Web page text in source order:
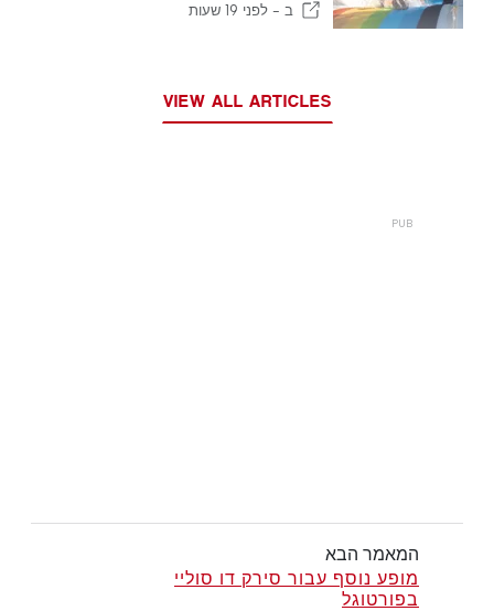
ב - לפני 19 שעות
VIEW ALL ARTICLES
המאמר הבא
מופע נוסף עבור סירק דו סוליי
בפורטוגל